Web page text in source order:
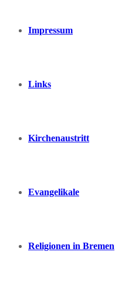
Impressum
Links
Kirchenaustritt
Evangelikale
Religionen in Bremen